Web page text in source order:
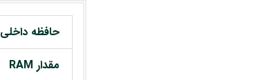
حافظه داخلی
مقدار RAM